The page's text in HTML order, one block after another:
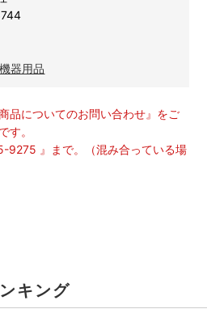
器用品
品についてのお問い合わせ』をご
す。
9275 』まで。（混み合っている場
キング